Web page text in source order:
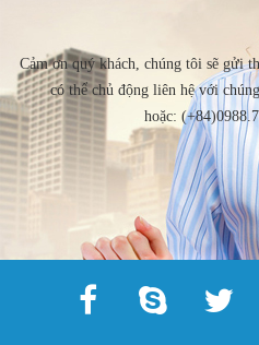
Cảm ơn quý khách, chúng tôi sẽ gửi
có thể chủ động liên hệ với
hoặc: